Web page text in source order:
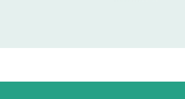
我认为这样就足够了。 后来才发现，还有